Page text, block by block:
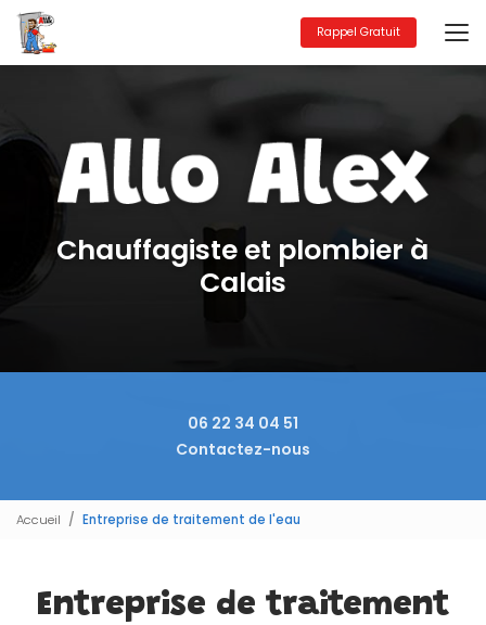
Aller
au
contenu
principal
Rappel Gratuit
Chauffagiste et plombier à
Calais
06 22 34 04 51
Contactez-nous
Accueil Entreprise de traitement de l'eau
Entreprise de traitement